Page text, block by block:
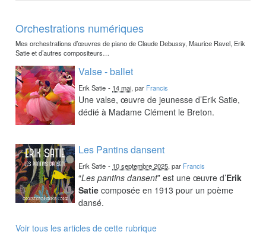
Orchestrations numériques
Mes orchestrations d’œuvres de piano de Claude Debussy, Maurice Ravel, Erik
Satie et d’autres compositeurs…
Valse - ballet
Erik Satie - 14 mai, par Francis
Une valse, œuvre de jeunesse d’Erik Satie,
dédié à Madame Clément le Breton.
Les Pantins dansent
Erik Satie - 10 septembre 2025, par Francis
“Les pantins dansent” est une œuvre d’Erik
Satie composée en 1913 pour un poème
dansé.
Voir tous les articles de cette rubrique